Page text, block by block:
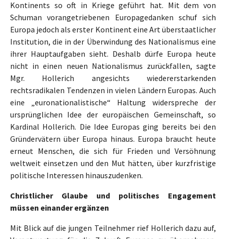
Kontinents so oft in Kriege geführt hat. Mit dem von
Schuman vorangetriebenen Europagedanken schuf sich
Europa jedoch als erster Kontinent eine Art überstaatlicher
Institution, die in der Überwindung des Nationalismus eine
ihrer Hauptaufgaben sieht. Deshalb dürfe Europa heute
nicht in einen neuen Nationalismus zurückfallen, sagte
Mgr. Hollerich angesichts wiedererstarkenden
rechtsradikalen Tendenzen in vielen Ländern Europas. Auch
eine „euronationalistische“ Haltung widerspreche der
ursprünglichen Idee der europäischen Gemeinschaft, so
Kardinal Hollerich. Die Idee Europas ging bereits bei den
Gründervätern über Europa hinaus. Europa braucht heute
erneut Menschen, die sich für Frieden und Versöhnung
weltweit einsetzen und den Mut hätten, über kurzfristige
politische Interessen hinauszudenken.
Christlicher Glaube und politisches Engagement
müssen einander ergänzen
Mit Blick auf die jungen Teilnehmer rief Hollerich dazu auf,